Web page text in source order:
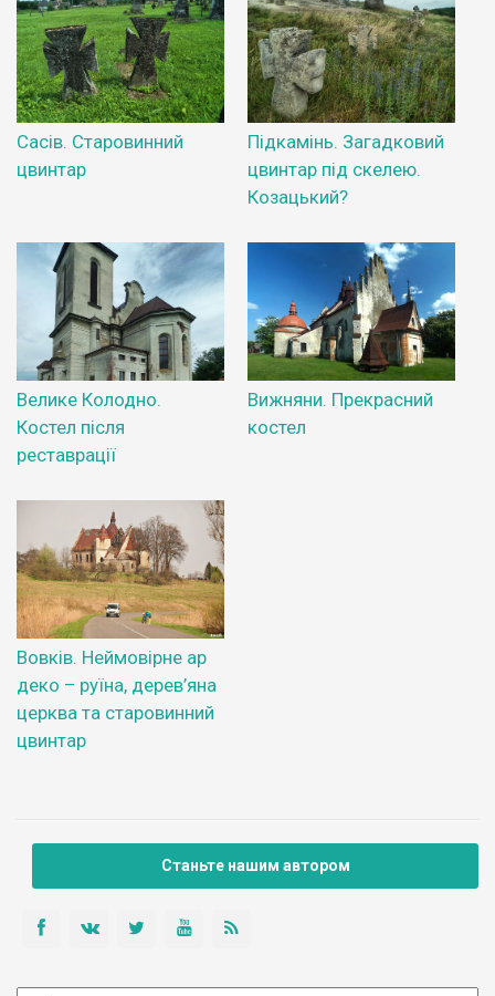
Сасів. Старовинний
цвинтар
Підкамінь. Загадковий
цвинтар під скелею.
Козацький?
Велике Колодно.
Костел після
реставрації
Вижняни. Прекрасний
костел
Вовків. Неймовірне ар
деко – руїна, дерев’яна
церква та старовинний
цвинтар
Станьте нашим автором